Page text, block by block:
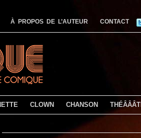
À PROPOS DE L’AUTEUR CONTACT
CLOWN CHANSON